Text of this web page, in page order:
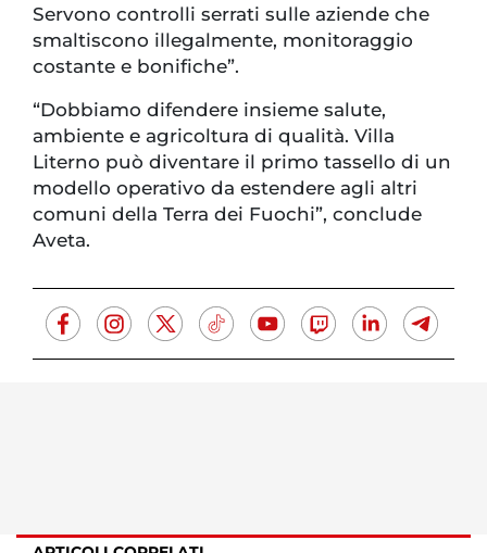
Servono controlli serrati sulle aziende che
smaltiscono illegalmente, monitoraggio
costante e bonifiche”.
“Dobbiamo difendere insieme salute,
ambiente e agricoltura di qualità. Villa
Literno può diventare il primo tassello di un
modello operativo da estendere agli altri
comuni della Terra dei Fuochi”, conclude
Aveta.